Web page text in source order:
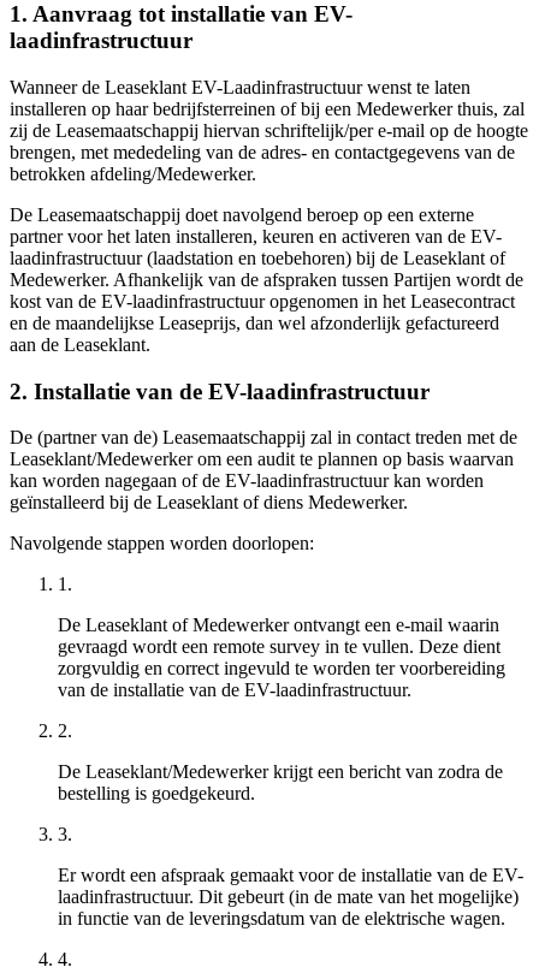
1. Aanvraag tot installatie van EV-
laadinfrastructuur
Wanneer de Leaseklant EV-Laadinfrastructuur wenst te laten
installeren op haar bedrijfsterreinen of bij een Medewerker thuis, zal
zij de Leasemaatschappij hiervan schriftelijk/per e-mail op de hoogte
brengen, met mededeling van de adres- en contactgegevens van de
betrokken afdeling/Medewerker.
De Leasemaatschappij doet navolgend beroep op een externe
partner voor het laten installeren, keuren en activeren van de EV-
laadinfrastructuur (laadstation en toebehoren) bij de Leaseklant of
Medewerker. Afhankelijk van de afspraken tussen Partijen wordt de
kost van de EV-laadinfrastructuur opgenomen in het Leasecontract
en de maandelijkse Leaseprijs, dan wel afzonderlijk gefactureerd
aan de Leaseklant.
2. Installatie van de EV-laadinfrastructuur
De (partner van de) Leasemaatschappij zal in contact treden met de
Leaseklant/Medewerker om een audit te plannen op basis waarvan
kan worden nagegaan of de EV-laadinfrastructuur kan worden
geïnstalleerd bij de Leaseklant of diens Medewerker.
Navolgende stappen worden doorlopen:
1.
De Leaseklant of Medewerker ontvangt een e-mail waarin
gevraagd wordt een remote survey in te vullen. Deze dient
zorgvuldig en correct ingevuld te worden ter voorbereiding
van de installatie van de EV-laadinfrastructuur.
2.
De Leaseklant/Medewerker krijgt een bericht van zodra de
bestelling is goedgekeurd.
3.
Er wordt een afspraak gemaakt voor de installatie van de EV-
laadinfrastructuur. Dit gebeurt (in de mate van het mogelijke)
in functie van de leveringsdatum van de elektrische wagen.
4.